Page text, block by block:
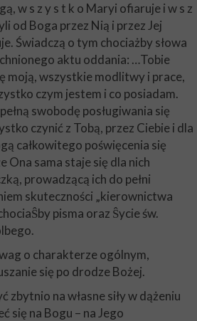
w s z y s t k o Maryi ofiaruje i w s z
od Boga przez Nią i przez Jej
Świadczą o tym chociażby słowa
aktu oddania: …Tobie
moją, wszystkie modlitwy i prace,
czym jestem i co posiadam.
swobodę posługiwania się
czynić z Tobą, przez Ciebie i dla
całkowitego poświęcenia się
Ona sama staje się dla nich
prowadzącą ich do pełni
skuteczności „kierownictwa
pisma oraz Ŝycie św.
o charakterze ogólnym,
się po drodze Bożej.
zbytnio na własne siły w dążeniu
się na Bogu – na Jego